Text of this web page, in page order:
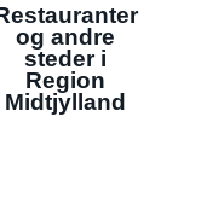
og andre
steder i
Region
Midtjylland